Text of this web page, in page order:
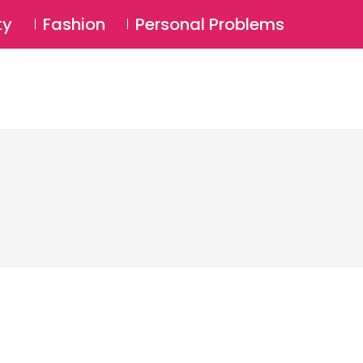
Login ⚲
Fashion Personal Problems